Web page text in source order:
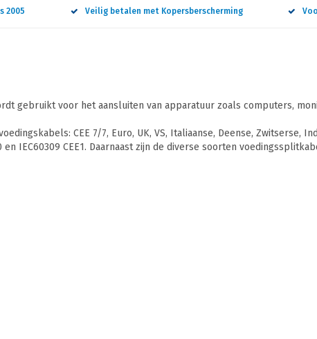
2005 Veilig betalen met Kopersberscherming
gebruikt voor het aansluiten van apparatuur zoals computers,
CEE 7/7, Euro, UK, VS, Italiaanse, Deense,
en IEC60309 CEE1. Daarnaast zijn de diverse soorten